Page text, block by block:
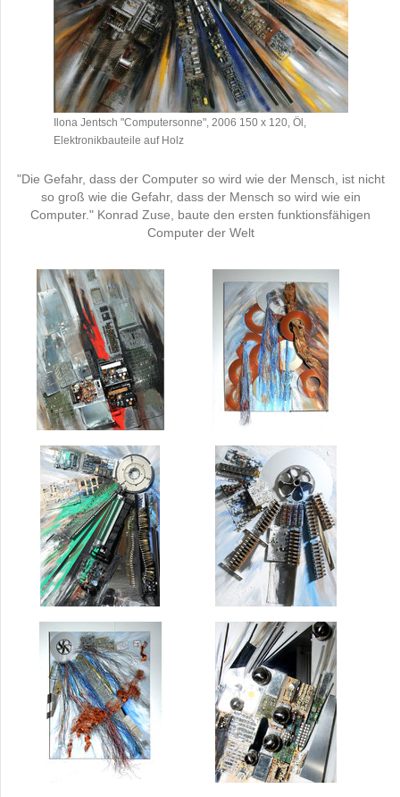
Ilona Jentsch "Computersonne", 2006 150 x 120, Öl,
Elektronikbauteile auf Holz
"Die Gefahr, dass der Computer so wird wie der Mensch, ist nicht
so groß wie die Gefahr, dass der Mensch so wird wie ein
Computer." Konrad Zuse, baute den ersten funktionsfähigen
Computer der Welt